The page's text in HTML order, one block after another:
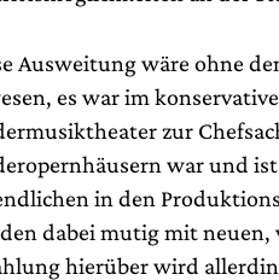
Ausweitung wäre ohne
es war im
zur
war und
in den
dabei mutig mit neuen,
hierüber wird